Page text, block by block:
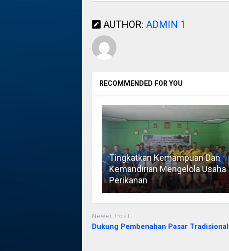
AUTHOR: ADMIN 1
RECOMMENDED FOR YOU
Tingkatkan Kemampuan Dan
Kemandirian Mengelola Usaha
Perikanan
Newer Post
Dukung Pembenahan Pasar Tradisional